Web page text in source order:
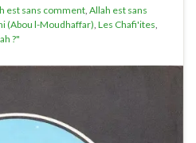
est sans comment Allah est sans
(Abou l-Moudhaffar) Les Chafi'ites
?"